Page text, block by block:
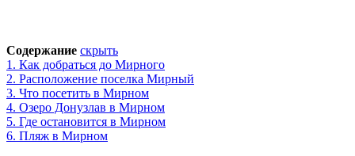
Содержание скрыть
1. Как добраться до Мирного
2. Расположение поселка Мирный
3. Что посетить в Мирном
4. Озеро Донузлав в Мирном
5. Где остановится в Мирном
6. Пляж в Мирном